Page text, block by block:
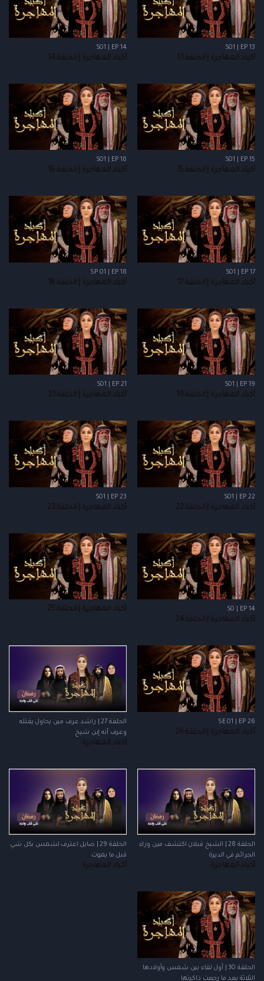
S01 | EP 13
أكباد المهاجرة | الحلقة 13
S01 | EP 14
أكباد المهاجرة | الحلقة 14
S01 | EP 15
أكباد المهاجرة | الحلقة 15
S01 | EP 16
أكباد المهاجرة | الحلقة 16
S01 | EP 17
أكباد المهاجرة | الحلقة 17
SP 01 | EP 18
أكباد المهاجرة | الحلقة 18
S01 | EP 19
أكباد المهاجرة | الحلقة 19
S01 | EP 21
أكباد المهاجرة | الحلقة 21
S01 | EP 22
أكباد المهاجرة | الحلقة 22
S01 | EP 23
أكباد المهاجرة | الحلقة 23
S0 | EP 14
أكباد المهاجرة | الحلقة 24
أكباد المهاجرة | الحلقة 25
SE 01 | EP 26
أكباد المهاجرة | الحلقة 26
الحلقة 27 | راشد عرف مين يحاول يقتله
وعرف أنه إبن شيخ
أكباد المهاجرة
الحلقة 28 | الشيخ قبلان اكتشف مين وراء
الجرائم في الديرة
أكباد المهاجرة
الحلقة 29 | صايل اعترف لشمس بكل شي
قبل ما يموت
أكباد المهاجرة
الحلقة 30 | أول لقاء بين شمس وأولادها
الثلاثة بعد ما رجعت ذاكرتها